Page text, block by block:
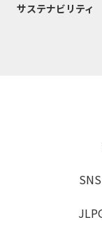
サステナビリティ